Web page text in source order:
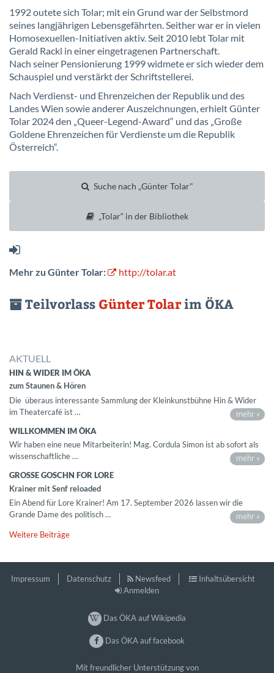
1992 outete sich Tolar; mit ein Grund war der Selbstmord
seines langjährigen Lebensgefährten. Seither war er in vielen
Homosexuellen-Initiativen aktiv. Seit 2010 lebt Tolar mit
Gerald Rackl in einer eingetragenen Partnerschaft.
Nach seiner Pensionierung 1999 widmete er sich wieder dem
Schauspiel und verstärkt der Schriftstellerei.
Nach Verdienst- und Ehrenzeichen der Republik und des
Landes Wien sowie anderer Auszeichnungen, erhielt Günter
Tolar 2024 den „Queer-Legend-Award“ und das „Große
Goldene Ehrenzeichen für Verdienste um die Republik
Österreich“.
Suche nach „Günter Tolar"
„Tolar“ in der Bibliothek
Mehr zu Günter Tolar: http://tolar.at
TeilvorlassGünter Tolarim ÖKA
AKTUELL
HIN & WIDER IM ÖKA
zum Staunen & Hören
Die überaus interessante Sammlung der Kleinkunstbühne Hin & Wider
im Theatercafé ist …
mehr »
WILLKOMMEN IM ÖKA
Wir haben eine neue Mitarbeiterin! Mag. Cordula Simon ist ab sofort als
wissenschaftliche …
mehr »
GROSSE GOSCHN FOR LORE
Krainer mit Senf reloaded
Ein Abend für Lore Krainer! Am 17. September 2026 lassen wir die
Grande Dame des politisch …
mehr »
Weitere Beiträge
Impressum Datenschutz Newsfeed
Inhaltsübersicht
Anmelden
Das ÖKA auf Wikipedia
Das ÖKA auf facebook
Mit freundlicher Unterstützung von